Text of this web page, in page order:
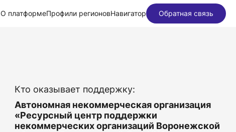
О платформеПрофили регионовНавигатор Обратная связь
Кто оказывает поддержку:
Автономная некоммерческая организация
«Ресурсный центр поддержки
некоммерческих организаций Воронежской